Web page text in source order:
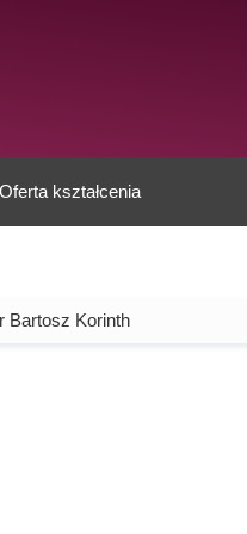
Oferta kształcenia
Bartosz Korinth